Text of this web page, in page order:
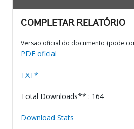
COMPLETAR RELATÓRIO
Versão oficial do documento (pode
PDF oficial
TXT*
Total Downloads** : 164
Download Stats